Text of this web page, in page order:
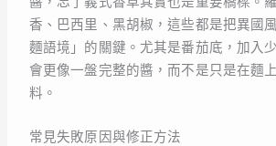
香、巴西里、黑胡椒，這些都是把異國
麵語境」的關鍵。尤其是番茄底，加入
會更像一盤完整的醬，而不是只是在麵
料。
常見失敗原因與修正方法